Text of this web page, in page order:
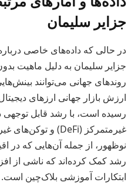
جزایر سلیمان
در حالی که داده‌های خاصی درباره
جزایر سلیمان به دلیل ماهیت
رسیده است، با رشد قابل توجهی
نوظهور، از جمله آن‌هایی که در
رشد کمک کرده‌اند که ناشی از
ابتکارات آموزشی بلاک‌چین است.